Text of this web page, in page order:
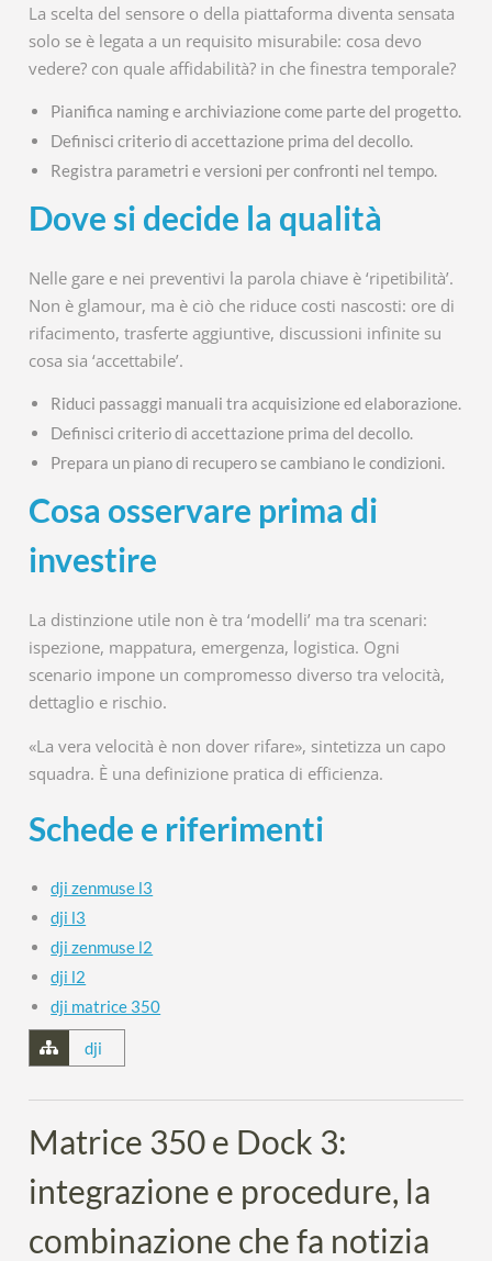
La scelta del sensore o della piattaforma diventa sensata
solo se è legata a un requisito misurabile: cosa devo
vedere? con quale affidabilità? in che finestra temporale?
Pianifica naming e archiviazione come parte del progetto.
Definisci criterio di accettazione prima del decollo.
Registra parametri e versioni per confronti nel tempo.
Dove si decide la qualità
Nelle gare e nei preventivi la parola chiave è ‘ripetibilità’.
Non è glamour, ma è ciò che riduce costi nascosti: ore di
rifacimento, trasferte aggiuntive, discussioni infinite su
cosa sia ‘accettabile’.
Riduci passaggi manuali tra acquisizione ed elaborazione.
Definisci criterio di accettazione prima del decollo.
Prepara un piano di recupero se cambiano le condizioni.
Cosa osservare prima di
investire
La distinzione utile non è tra ‘modelli’ ma tra scenari:
ispezione, mappatura, emergenza, logistica. Ogni
scenario impone un compromesso diverso tra velocità,
dettaglio e rischio.
«La vera velocità è non dover rifare», sintetizza un capo
squadra. È una definizione pratica di efficienza.
Schede e riferimenti
dji zenmuse l3
dji l3
dji zenmuse l2
dji l2
dji matrice 350
dji
Matrice 350 e Dock 3:
integrazione e procedure, la
combinazione che fa notizia